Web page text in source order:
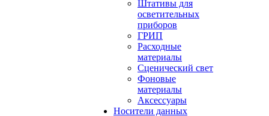
Штативы для
осветительных
приборов
ГРИП
Расходные
материалы
Сценический свет
Фоновые
материалы
Аксессуары
Носители данных